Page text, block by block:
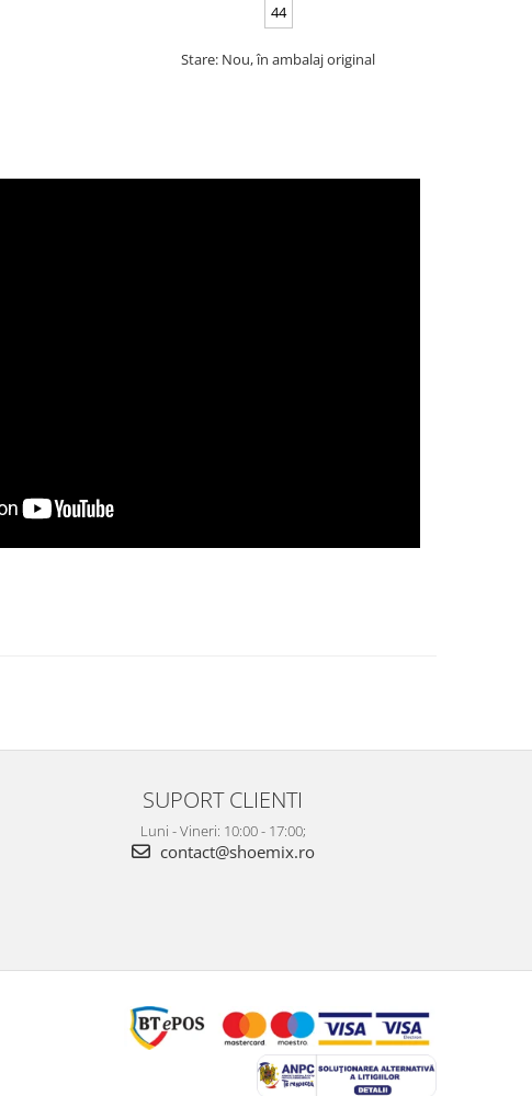
44
Stare: Nou, în ambalaj original
SUPORT CLIENTI
Luni - Vineri: 10:00 - 17:00;
contact@shoemix.ro